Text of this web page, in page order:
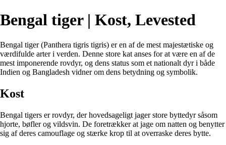
Bengal tiger | Kost, Levested
Bengal tiger (Panthera tigris tigris) er en af ​​de mest majestætiske og
værdifulde arter i verden. Denne store kat anses for at være en af ​​de
mest imponerende rovdyr, og dens status som et nationalt dyr i både
Indien og Bangladesh vidner om dens betydning og symbolik.
Kost
Bengal tigers er rovdyr, der hovedsageligt jager store byttedyr såsom
hjorte, bøfler og vildsvin. De foretrækker at jage om natten og benytter
sig af deres camouflage og stærke krop til at overraske deres bytte.